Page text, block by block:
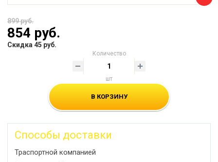
899 руб.
854 руб.
Скидка 45 руб.
Количество
шт
В КОРЗИНУ
Способы доставки
Траспортной компанией